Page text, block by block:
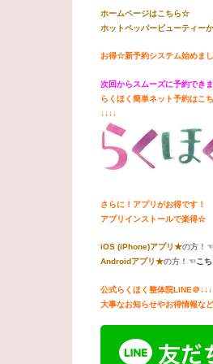
ホームページはこちら☆
ホットペッパービューティー
お得☆新予約システム始めまし
次回からスムーズに予約でき
らくほく簡単ネット予約はこち
↓↓↓↓
さらに！アプリがお得です！
アプリインストールで楽得☆
iOS (iPhone)アプリ★の方！☜
Androidアプリ★の方！☜こ
公式らくほく整体院LINE＠↓↓↓
大事なお知らせやお得情報な